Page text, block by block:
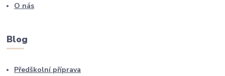
O nás
Blog
Předškolní příprava